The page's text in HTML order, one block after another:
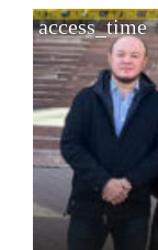
access_time